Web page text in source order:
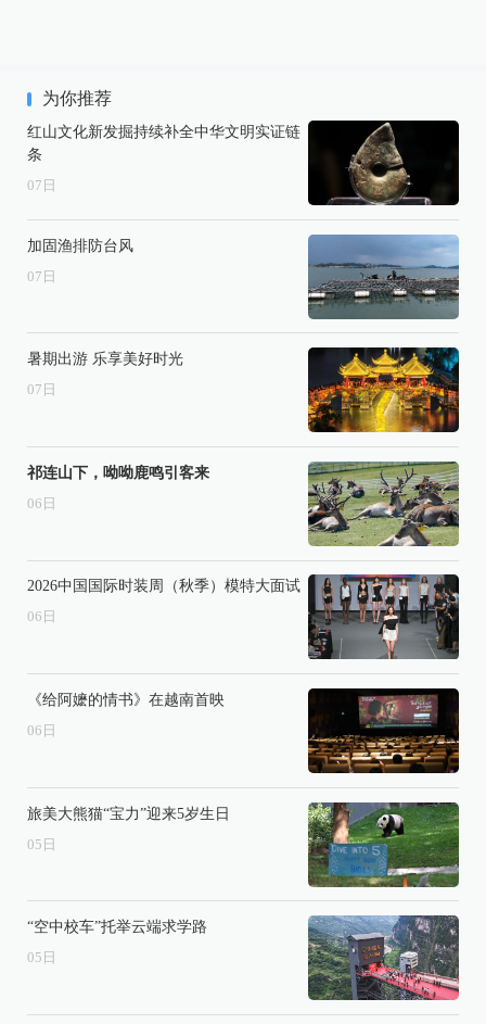
为你推荐
红山文化新发掘持续补全中华文明实证链
条
07 日
加固渔排防台风
07 日
暑期出游 乐享美好时光
07 日
祁连山下，呦呦鹿鸣引客来
06 日
2026中国国际时装周（秋季）模特大面试
06 日
《给阿嬷的情书》在越南首映
06 日
旅美大熊猫“宝力”迎来5岁生日
05 日
“空中校车”托举云端求学路
05 日